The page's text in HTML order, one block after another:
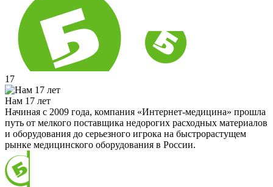
17
Нам 17 лет
Начиная с 2009 года, компания «Интернет-медицина» прошла
путь от мелкого поставщика недорогих расходных материалов
и оборудования до серьезного игрока на быстрорастущем
рынке медицинского оборудования в России.